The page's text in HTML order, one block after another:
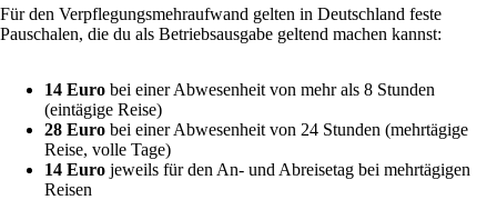
Für den Verpflegungsmehraufwand gelten in Deutschland feste
Pauschalen, die du als Betriebsausgabe geltend machen kannst:
14 Euro bei einer Abwesenheit von mehr als 8 Stunden
(eintägige Reise)
28 Euro bei einer Abwesenheit von 24 Stunden (mehrtägige
Reise, volle Tage)
14 Euro jeweils für den An- und Abreisetag bei mehrtägigen
Reisen